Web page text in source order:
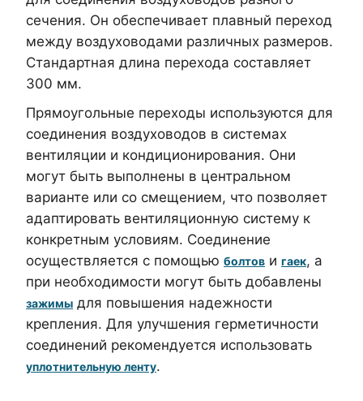
сечения. Он обеспечивает плавный переход
между воздуховодами различных размеров.
Стандартная длина перехода составляет
300 мм.
Прямоугольные переходы используются для
соединения воздуховодов в системах
вентиляции и кондиционирования. Они
могут быть выполнены в центральном
варианте или со смещением, что позволяет
адаптировать вентиляционную систему к
конкретным условиям. Соединение
осуществляется с помощью болтов и гаек, а
при необходимости могут быть добавлены
зажимы для повышения надежности
крепления. Для улучшения герметичности
соединений рекомендуется использовать
уплотнительную ленту.